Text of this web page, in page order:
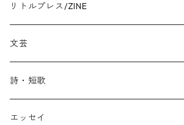
リトルプレス/ZINE
文芸
詩・短歌
エッセイ